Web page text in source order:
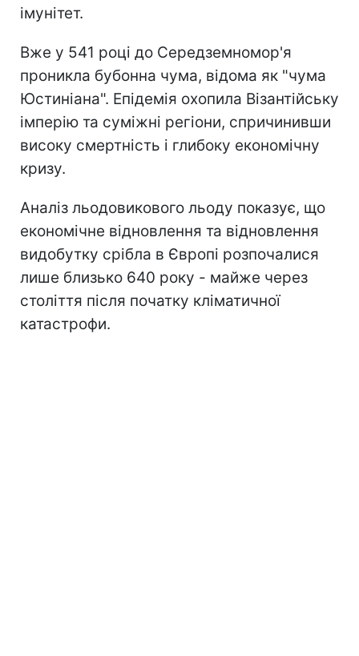
імунітет.
Вже у 541 році до Середземномор'я
проникла бубонна чума, відома як "чума
Юстиніана". Епідемія охопила Візантійську
імперію та суміжні регіони, спричинивши
високу смертність і глибоку економічну
кризу.
Аналіз льодовикового льоду показує, що
економічне відновлення та відновлення
видобутку срібла в Європі розпочалися
лише близько 640 року - майже через
століття після початку кліматичної
катастрофи.